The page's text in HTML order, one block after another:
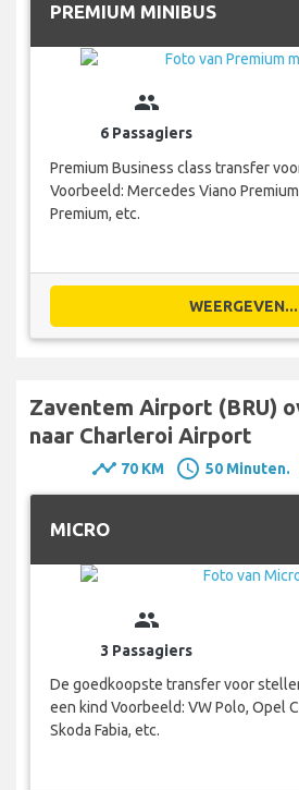
PREMIUM MINIBUS
group
6 Passagiers
Premium Business class transfer
Voorbeeld: Mercedes Viano
Premium, etc.
WEERGEVEN...
Zaventem Airport (BRU)
naar Charleroi Airport
timeline 70 KM schedule 50 Minuten.
MICRO
group
3 Passagiers
De goedkoopste transfer voor
een kind Voorbeeld: VW Polo, Opel
Skoda Fabia, etc.